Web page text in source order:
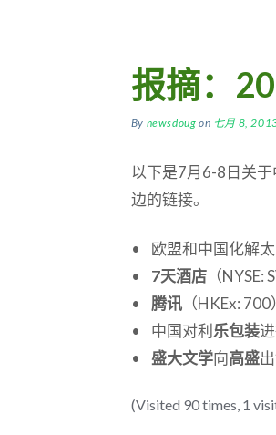
报摘：
By newsdoug on 七月 8,
以下是7月6-8日关
边的链接。
• 欧盟和中国化解
• 7天酒店（NYSE:
• 腾讯（HKEx: 700）
• 中国对利乐包装
• 盛大文学向高盛
(Visited 90 times, 1